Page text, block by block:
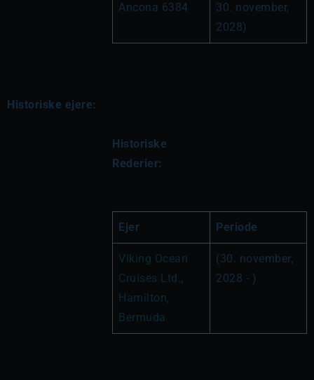
Ancona 6384
30. november,
2028)
Historiske ejere:
Historiske
Rederier:
Ejer Periode
Viking Ocean
Cruises Ltd.,
Hamilton,
Bermuda
(30. november,
2028 - )